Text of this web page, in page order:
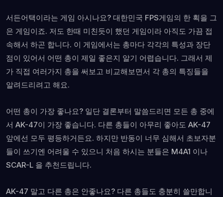
서든어택이라는 게임 아시나요? 대한민국 FPS게임의 한 획을 그
은 게임이죠. 저도 한때 미친듯이 했던 게임이라 아직도 가끔 접
속해서 하곤 합니다. 이 게임에서는 총마다 각각의 특성과 장단
점이 있어서 어떤 총이 제일 좋은지 알기 어렵습니다. 그래서 제
가 직접 여러가지 총을 써보고 비교해보면서 각 총의 특징들을
알려드리려고 해요.
어떤 총이 가장 좋나요? 일단 결론부터 말씀드리면 모든 총 중에
서 AK-47이 가장 좋습니다. 다른 총들이 아무리 좋아도 AK-47
앞에선 모두 평등하거든요. 하지만 반동이 너무 심해서 초보자분
들이 쓰기엔 어려울 수 있으니 처음 하시는 분들은 M4A1 이나
SCAR-L 을 추천드립니다.
AK-47 말고 다른 총은 안좋나요? 다른 총들도 충분히 쓸만합니